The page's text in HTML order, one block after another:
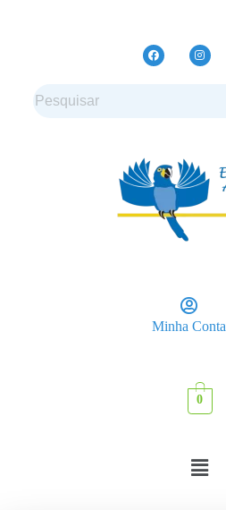
Minha Conta
0